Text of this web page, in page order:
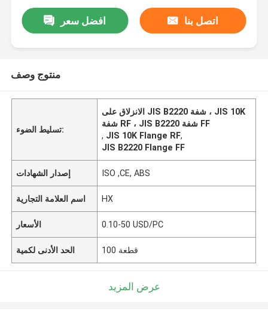
افضل سعر اتصل بنا
منتوج وصف
تسليط الضوء:
الانزلاق على JIS B2220 شفة ، JIS 10K
شفة RF ، JIS B2220 شفة FF
, JIS 10K Flange RF,
JIS B2220 Flange FF
إصدار الشهادات ISO ,CE, ABS
اسم العلامة التجارية HX
الأسعار 0.10-50 USD/PC
الحد الأدنى لكمية 100 قطعة
عرض المزيد